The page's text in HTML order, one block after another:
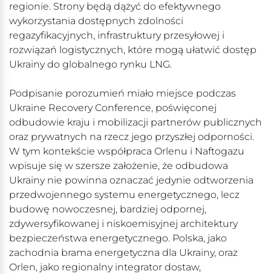
regionie. Strony będą dążyć do efektywnego
wykorzystania dostępnych zdolności
regazyfikacyjnych, infrastruktury przesyłowej i
rozwiązań logistycznych, które mogą ułatwić dostęp
Ukrainy do globalnego rynku LNG.
Podpisanie porozumień miało miejsce podczas
Ukraine Recovery Conference, poświęconej
odbudowie kraju i mobilizacji partnerów publicznych
oraz prywatnych na rzecz jego przyszłej odporności.
W tym kontekście współpraca Orlenu i Naftogazu
wpisuje się w szersze założenie, że odbudowa
Ukrainy nie powinna oznaczać jedynie odtworzenia
przedwojennego systemu energetycznego, lecz
budowę nowoczesnej, bardziej odpornej,
zdywersyfikowanej i niskoemisyjnej architektury
bezpieczeństwa energetycznego. Polska, jako
zachodnia brama energetyczna dla Ukrainy, oraz
Orlen, jako regionalny integrator dostaw,